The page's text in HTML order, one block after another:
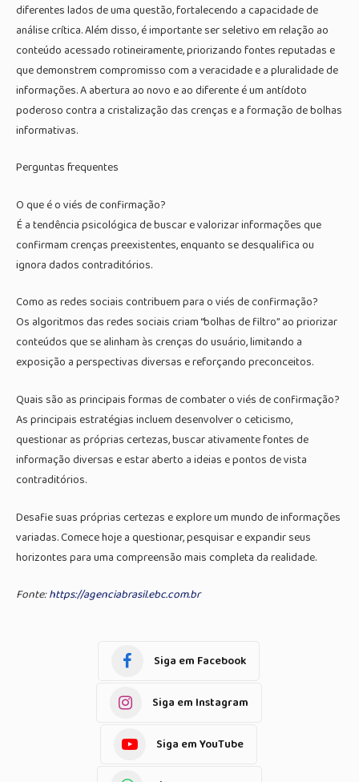
diferentes lados de uma questão, fortalecendo a capacidade de
análise crítica. Além disso, é importante ser seletivo em relação ao
conteúdo acessado rotineiramente, priorizando fontes reputadas e
que demonstrem compromisso com a veracidade e a pluralidade de
informações. A abertura ao novo e ao diferente é um antídoto
poderoso contra a cristalização das crenças e a formação de bolhas
informativas.
Perguntas frequentes
O que é o viés de confirmação?
É a tendência psicológica de buscar e valorizar informações que
confirmam crenças preexistentes, enquanto se desqualifica ou
ignora dados contraditórios.
Como as redes sociais contribuem para o viés de confirmação?
Os algoritmos das redes sociais criam “bolhas de filtro” ao priorizar
conteúdos que se alinham às crenças do usuário, limitando a
exposição a perspectivas diversas e reforçando preconceitos.
Quais são as principais formas de combater o viés de confirmação?
As principais estratégias incluem desenvolver o ceticismo,
questionar as próprias certezas, buscar ativamente fontes de
informação diversas e estar aberto a ideias e pontos de vista
contraditórios.
Desafie suas próprias certezas e explore um mundo de informações
variadas. Comece hoje a questionar, pesquisar e expandir seus
horizontes para uma compreensão mais completa da realidade.
Fonte:https://agenciabrasil.ebc.com.br
Siga em Facebook
Siga em Instagram
Siga em YouTube